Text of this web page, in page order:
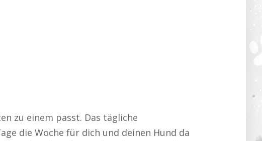
zu einem passt. Das tägliche
die Woche für dich und deinen Hund da